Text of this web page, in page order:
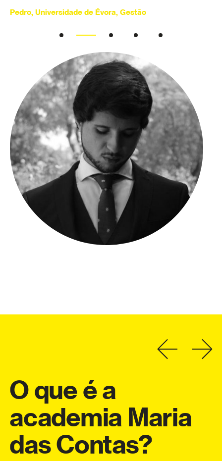
Pedro, Universidade de Évora, Gestão
Oqueéa
academia Maria
dasContas?